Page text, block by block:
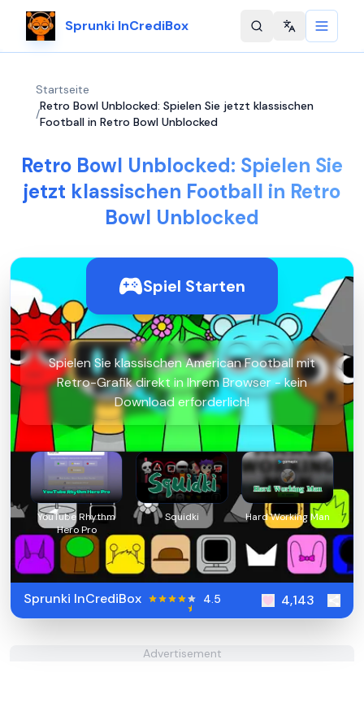
Sprunki InCrediBox Change
Startseite
/
Retro Bowl Unblocked: Spielen Sie jetzt klassischen
Football in Retro Bowl Unblocked
Retro Bowl Unblocked: Spielen Sie
jetzt klassischen Football in Retro
Bowl Unblocked
Spiel Starten
Spielen Sie klassischen American Football mit
Retro-Grafik direkt in Ihrem Browser - kein
Download erforderlich!
YouTube Rhythm
Hero Pro
Squidki Hard Working Man
Sprunki InCrediBox 4.5 4,143
Advertisement